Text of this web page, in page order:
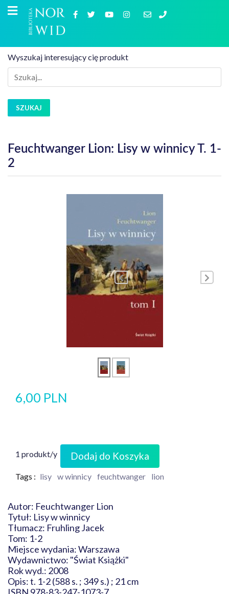
Wyszukaj interesujący cię produkt
SZUKAJ
Feuchtwanger Lion: Lisy w winnicy T. 1-
2
6,00 PLN
1 produkt/y Dodaj do Koszyka
Tags : lisy w winnicy feuchtwanger lion
Autor: Feuchtwanger Lion
Tytuł: Lisy w winnicy
Tłumacz: Fruhling Jacek
Tom: 1-2
Miejsce wydania: Warszawa
Wydawnictwo: "Świat Książki"
Rok wyd.: 2008
Opis: t. 1-2 (588 s. ; 349 s.) ; 21 cm